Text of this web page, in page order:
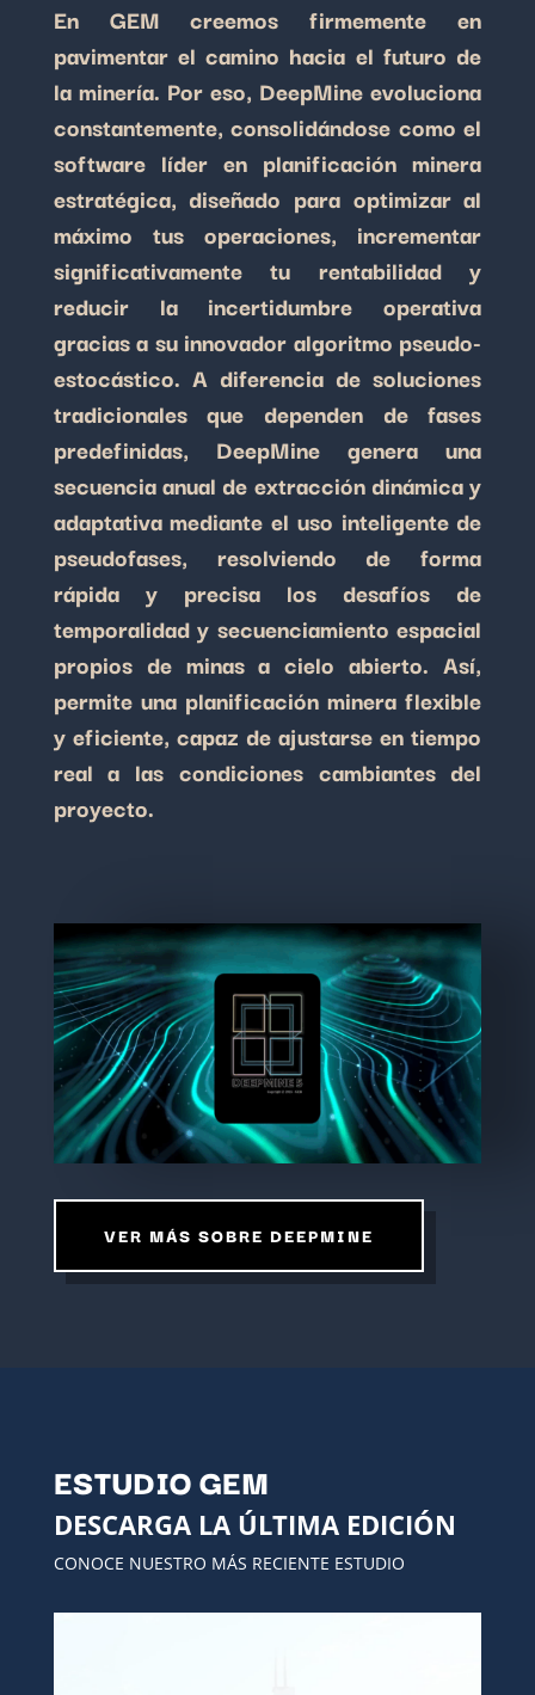
En GEM creemos firmemente en
pavimentar el camino hacia el futuro de
la minería. Por eso, DeepMine evoluciona
constantemente, consolidándose como el
software líder en planificación minera
estratégica, diseñado para optimizar al
máximo tus operaciones, incrementar
significativamente tu rentabilidad y
reducir la incertidumbre operativa
gracias a su innovador algoritmo pseudo-
estocástico. A diferencia de soluciones
tradicionales que dependen de fases
predefinidas, DeepMine genera una
secuencia anual de extracción dinámica y
adaptativa mediante el uso inteligente de
pseudofases, resolviendo de forma
rápida y precisa los desafíos de
temporalidad y secuenciamiento espacial
propios de minas a cielo abierto. Así,
permite una planificación minera flexible
y eficiente, capaz de ajustarse en tiempo
real a las condiciones cambiantes del
proyecto.
VER MÁS SOBRE DEEPMINE
ESTUDIO GEM
DESCARGA LA ÚLTIMA EDICIÓN
CONOCE NUESTRO MÁS RECIENTE ESTUDIO